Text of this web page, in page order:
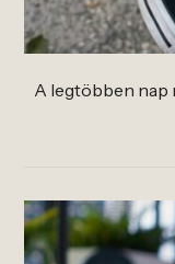
A legtöbben nap